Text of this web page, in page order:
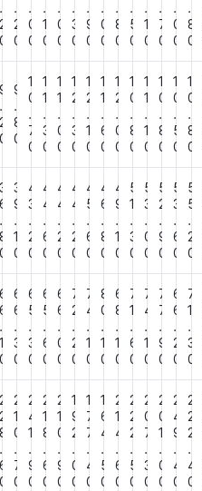
.
2
0
.
2
0
.
0
0
.
1
0
.
0
0
.
3
0
.
9
0
.
0
0
.
8
0
.
5
0
.
1
0
.
7
0
.
0
0
.
8
0
9
.
2
0
9
.
8
0
1
0
.
7
0
1
1
.
3
0
1
1
.
0
0
1
2
.
3
0
1
2
.
1
0
1
1
.
6
0
1
2
.
0
0
1
0
.
8
0
1
1
.
1
0
1
0
.
8
0
1
0
.
5
0
1
0
.
8
0
3
6
.
8
0
3
9
.
1
0
4
3
.
2
0
4
4
.
6
0
4
4
.
2
0
4
4
.
2
0
4
5
.
6
0
4
6
.
8
0
4
9
.
1
0
5
1
.
3
0
5
3
.
0
0
5
2
.
9
0
5
3
.
6
0
5
5
.
2
0
6
6
.
1
0
6
6
.
3
0
6
5
.
3
0
6
5
.
6
0
6
6
.
0
0
7
2
.
2
0
7
4
.
1
0
8
0
.
1
0
6
8
.
1
0
7
1
.
6
0
7
4
.
1
0
7
7
.
9
0
6
6
.
2
0
7
1
.
3
0
2
2
8
.
6
0
2
1
0
.
7
0
2
4
1
.
9
0
2
1
8
.
6
0
2
1
0
.
9
0
1
9
2
.
0
0
1
7
7
.
4
0
1
6
4
.
5
0
2
1
4
.
6
0
2
2
2
.
5
0
2
0
7
.
3
0
2
0
1
.
0
0
2
4
9
.
4
0
2
2
2
.
4
0